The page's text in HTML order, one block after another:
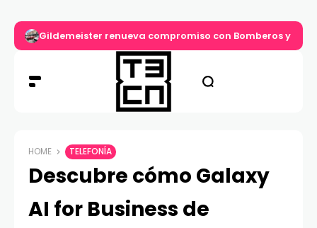
Gildemeister renueva compromiso con Bomberos y
HOME TELEFONÍA
Descubre cómo Galaxy
AI for Business de